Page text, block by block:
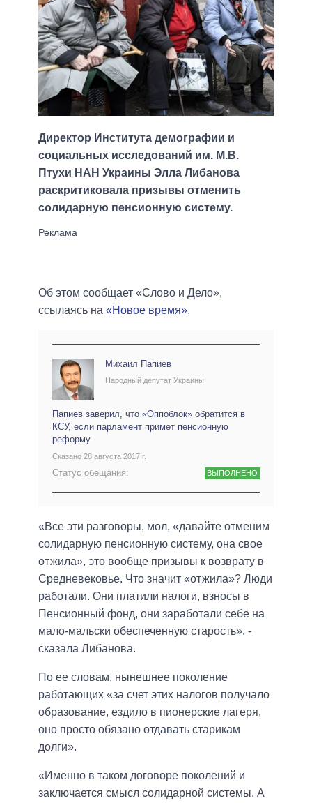
Директор Института демографии и
социальных исследований им. М.В.
Птухи НАН Украины Элла Либанова
раскритиковала призывы отменить
солидарную пенсионную систему.
Об этом сообщает «Слово и Дело»,
ссылаясь на «Новое время».
Михаил Папиев
Народный депутат Украины
Папиев заверил, что «Оппоблок» обратится в
КСУ, если парламент примет пенсионную
реформу
Сказано 28 августа 2017 г.
Статус обещания: ВЫПОЛНЕНО
«Все эти разговоры, мол, «давайте отменим
солидарную пенсионную систему, она свое
отжила», это вообще призывы к возврату в
Средневековье. Что значит «отжила»? Люди
работали. Они платили налоги, взносы в
Пенсионный фонд, они заработали себе на
мало-мальски обеспеченную старость», -
сказала Либанова.
По ее словам, нынешнее поколение
работающих «за счет этих налогов получало
образование, ездило в пионерские лагеря,
оно просто обязано отдавать старикам
долги».
«Именно в таком договоре поколений и
заключается смысл солидарной системы. А